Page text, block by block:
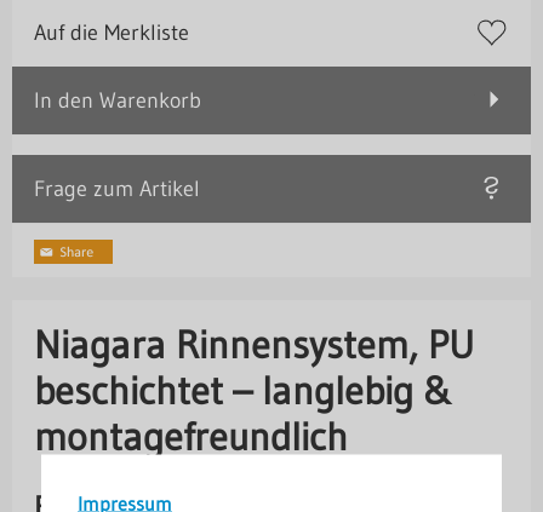
Impressum
Auf die Merkliste
In den Warenkorb
Frage zum Artikel
Niagara Rinnensystem, PU
beschichtet – langlebig &
montagefreundlich